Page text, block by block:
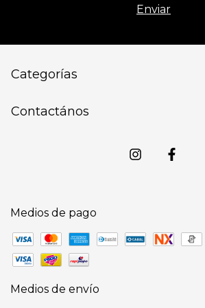
Categorías
Contactános
Medios de pago
Medios de envío